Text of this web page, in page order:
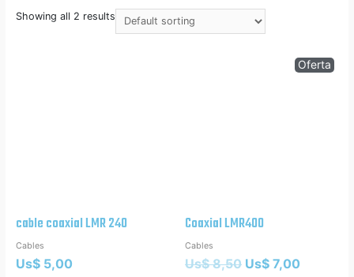
Showing all 2 results
cable coaxial LMR 240
Cables
Us$5,00
Oferta
Coaxial LMR400
Cables
Us$8,50 Us$ 7,00